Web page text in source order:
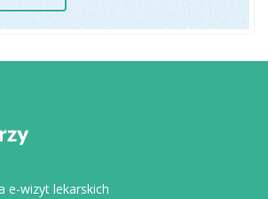
e-wizyt lekarskich